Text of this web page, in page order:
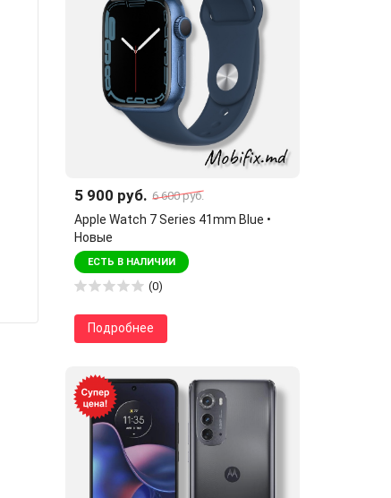
5 900 руб. 6 600 руб.
Apple Watch 7 Series 41mm Blue •
Новые
ЕСТЬ В НАЛИЧИИ
(0)
Подробнее